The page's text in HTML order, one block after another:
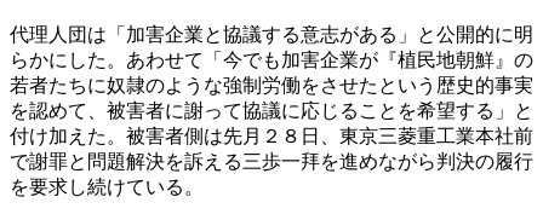
代理人団は「加害企業と協議する意志がある」と公開的に明
らかにした。あわせて「今でも加害企業が『植民地朝鮮』の
若者たちに奴隷のような強制労働をさせたという歴史的事実
を認めて、被害者に謝って協議に応じることを希望する」と
付け加えた。被害者側は先月２８日、東京三菱重工業本社前
で謝罪と問題解決を訴える三歩一拜を進めながら判決の履行
を要求し続けている。